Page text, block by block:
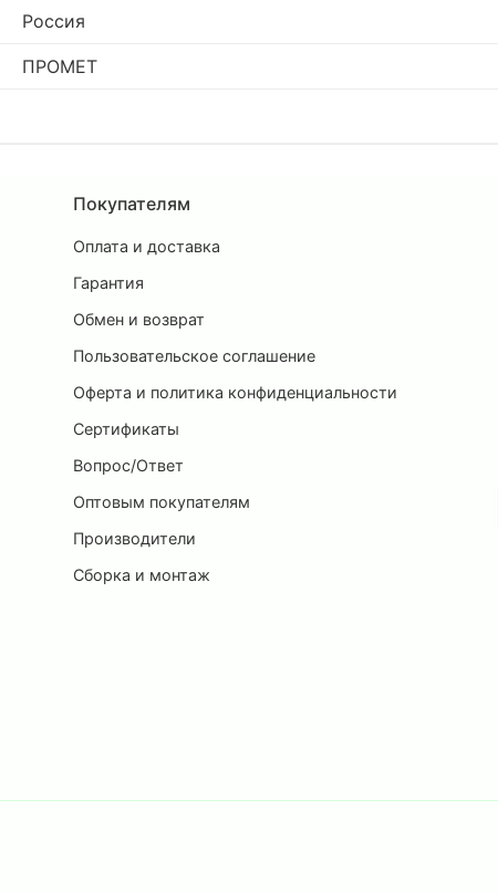
Россия
ПРОМЕТ
Покупателям
Оплата и доставка
Гарантия
Обмен и возврат
Пользовательское соглашение
Оферта и политика конфиденциальности
Сертификаты
Вопрос/Ответ
Оптовым покупателям
Производители
Сборка и монтаж